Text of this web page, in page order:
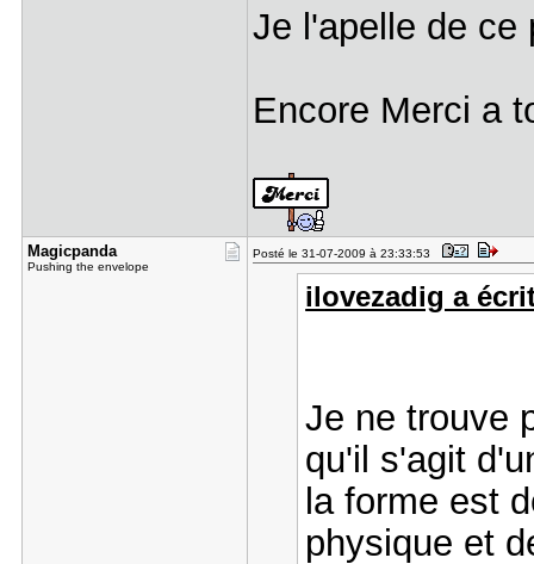
Je l'apelle de ce
Encore Merci a
Magicpanda
Pushing the envelope
Posté le 31-07-2009 à 23:33:53
ilovezadig a
Je ne trouve
qu'il s'agit
la forme est
physique et